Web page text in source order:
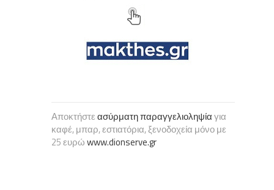
Αποκτήστεασύρματη παραγγελιοληψίαγια
καφέ, μπαρ, εστιατόρια, ξενοδοχεία μόνο με
25 ευρώwww.dionserve.gr